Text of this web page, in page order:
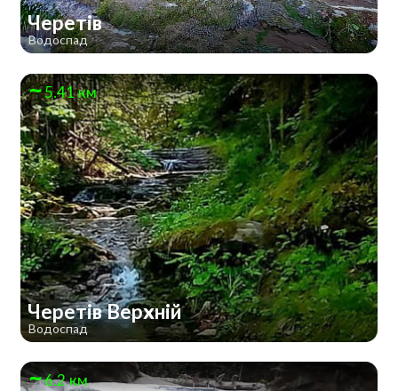
Черетів
Водоспад
5.41 км
Черетів Верхній
Водоспад
6.2 км